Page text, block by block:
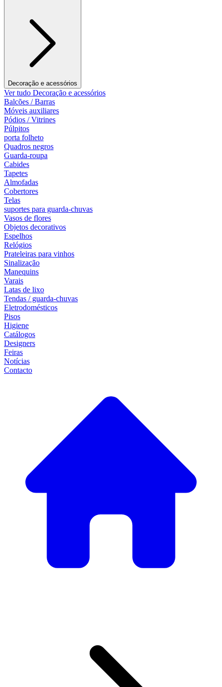
Decoração e acessórios
Ver tudo Decoração e acessórios
Balcões / Barras
Móveis auxiliares
Pódios / Vitrines
Púlpitos
porta folheto
Quadros negros
Guarda-roupa
Cabides
Tapetes
Almofadas
Cobertores
Telas
suportes para guarda-chuvas
Vasos de flores
Objetos decorativos
Espelhos
Relógios
Prateleiras para vinhos
Sinalização
Manequins
Varais
Latas de lixo
Tendas / guarda-chuvas
Eletrodomésticos
Pisos
Higiene
Catálogos
Designers
Feiras
Notícias
Contacto